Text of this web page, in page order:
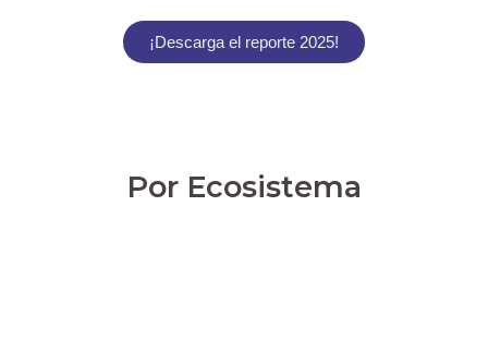
¡Descarga el reporte 2025!
Por Ecosistema